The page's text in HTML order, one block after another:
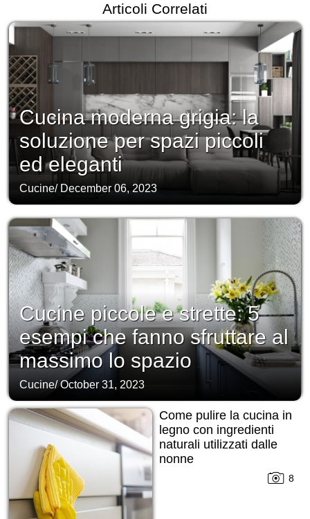
Articoli Correlati
Cucina moderna grigia: la
soluzione per spazi piccoli
ed eleganti
Cucine/ December 06, 2023
Cucine piccole e strette: 5
esempi che fanno sfruttare al
massimo lo spazio
Cucine/October 31, 2023
Come pulire la cucina in
legno con ingredienti
naturali utilizzati dalle
nonne
8